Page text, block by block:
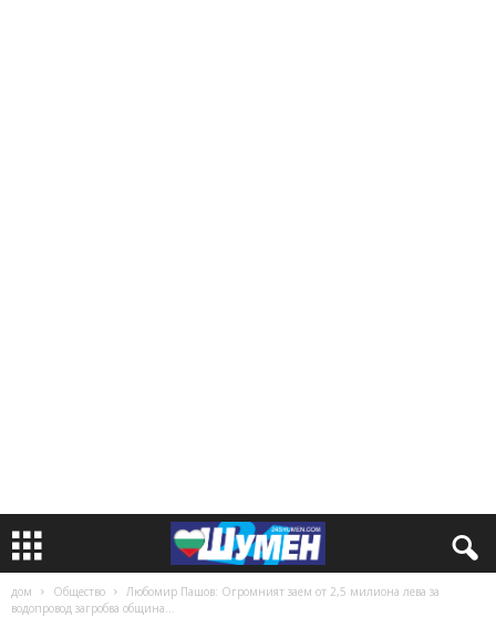
дом Общество
Любомир Пашов: Огромният заем от 2,5 милиона лева за
водопровод загробва община...